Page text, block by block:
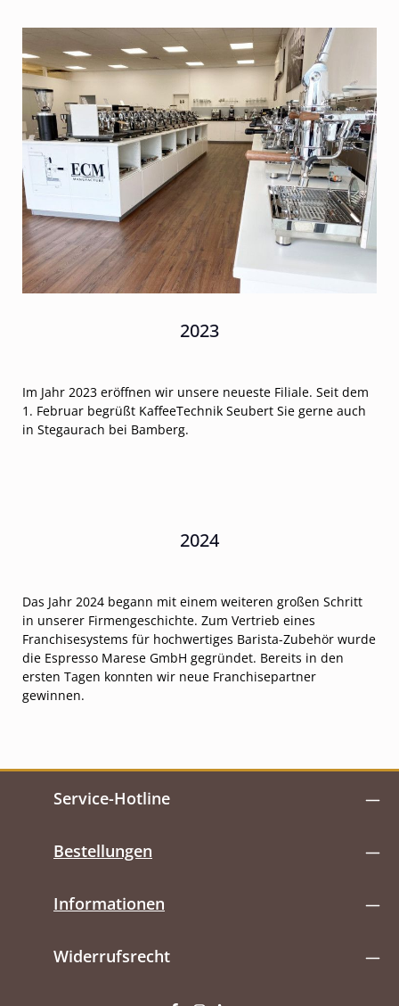
2023
Im Jahr 2023 eröffnen wir unsere neueste Filiale. Seit dem
1. Februar begrüßt KaffeeTechnik Seubert Sie gerne auch
in Stegaurach bei Bamberg.
2024
Das Jahr 2024 begann mit einem weiteren großen Schritt
in unserer Firmengeschichte. Zum Vertrieb eines
Franchisesystems für hochwertiges Barista-Zubehör wurde
die Espresso Marese GmbH gegründet. Bereits in den
ersten Tagen konnten wir neue Franchisepartner
gewinnen.
Service-Hotline
Bestellungen
Informationen
Widerrufsrecht